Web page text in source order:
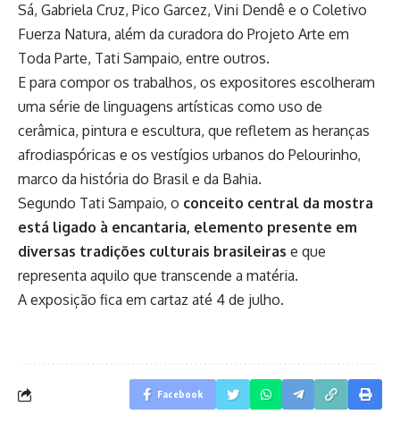
Sá, Gabriela Cruz, Pico Garcez, Vini Dendê e o Coletivo
Fuerza Natura, além da curadora do Projeto Arte em
Toda Parte, Tati Sampaio, entre outros.
E para compor os trabalhos, os expositores escolheram
uma série de linguagens artísticas como uso de
cerâmica, pintura e escultura, que refletem as heranças
afrodiaspóricas e os vestígios urbanos do Pelourinho,
marco da história do Brasil e da Bahia.
Segundo Tati Sampaio, o conceito central da mostra
está ligado à encantaria, elemento presente em
diversas tradições culturais brasileiras e que
representa aquilo que transcende a matéria.
A exposição fica em cartaz até 4 de julho.
Facebook